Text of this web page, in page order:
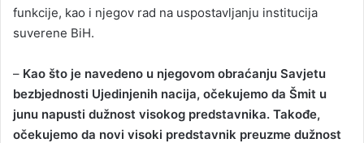
funkcije, kao i njegov rad na uspostavljanju institucija
suverene BiH.
– Kao što je navedeno u njegovom obraćanju Savjetu
bezbjednosti Ujedinjenih nacija, očekujemo da Šmit u
junu napusti dužnost visokog predstavnika. Takođe,
očekujemo da novi visoki predstavnik preuzme dužnost